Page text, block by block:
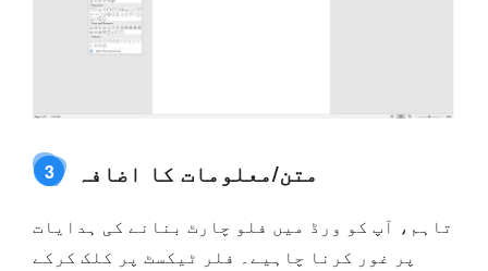
3 متن/معلومات کا اضافہ
تاہم، آپ کو ورڈ میں فلو چارٹ بنانے کی ہدایات
پر غور کرنا چاہیے۔ فلر ٹیکسٹ پر کلک کرکے